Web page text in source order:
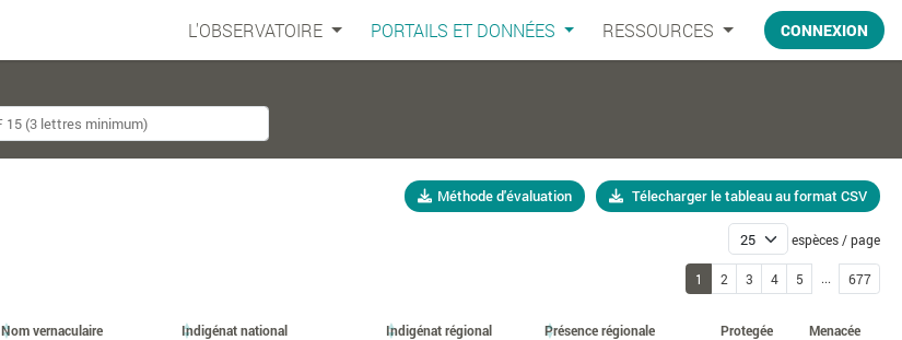
L'OBSERVATOIRE PORTAILS ET DONNÉES RESSOURCES CONNEXION
Méthode d'évaluation Télecharger le tableau au format CSV
espèces / page
1 2 3 4 5 ... 677
Nom vernaculaire Indigénat national Indigénat régional Présence régionale Protegée Menacée